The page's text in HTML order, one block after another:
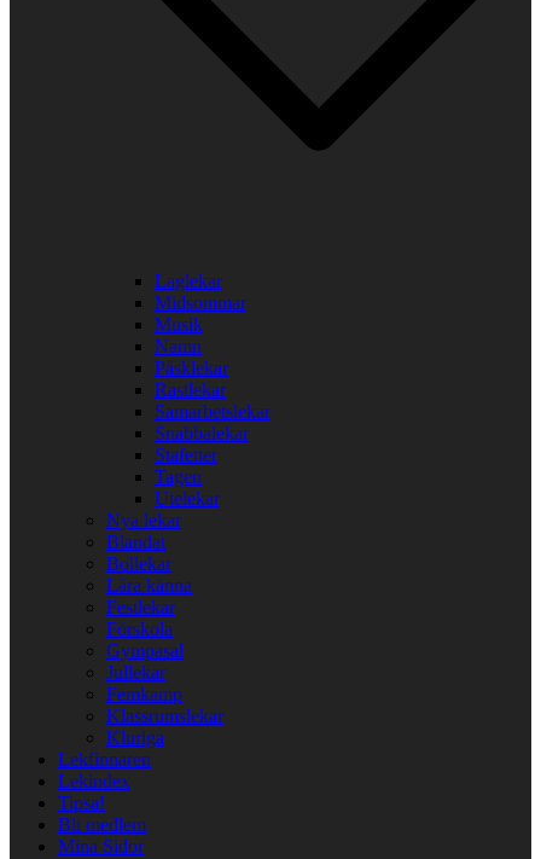
Laglekar
Midsommar
Musik
Namn
Påsklekar
Rastlekar
Samarbetslekar
Snabbalekar
Stafetter
Tagen
Utelekar
Nya lekar
Blandat
Bollekar
Lära känna
Festlekar
Förskola
Gympasal
Jullekar
Femkamp
Klassrumslekar
Kluriga
Lekfinnaren
Lekindex
Tipsa!
Bli medlem
Mina Sidor